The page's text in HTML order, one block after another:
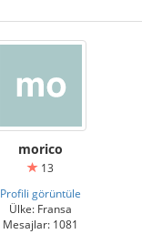
morico
13
Profili görüntüle
Ülke: Fransa
Mesajlar: 1081